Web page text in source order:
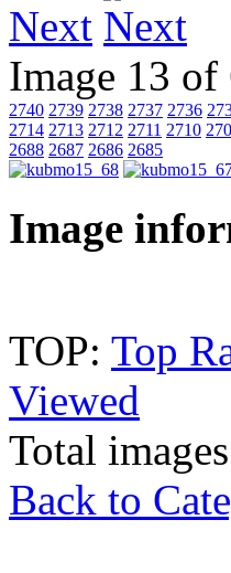
Next
Image 13 of
2740 2739 2738 2737 2736
2714 2713 2712 2711 2710
2688 2687 2686 2685
Image
TOP: Top
Viewed
Total
Back to